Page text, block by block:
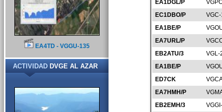
EA1DGL/P
EC1DBO/P
EA1BE/P
EA7URL/P
EB2ATU/3
VGL-
EA1BE/P
ED7CK
EA7HMH/P
EB2EMH/3
EA4TD - VGGU-135
ACTIVIDADDVGE AL AZAR